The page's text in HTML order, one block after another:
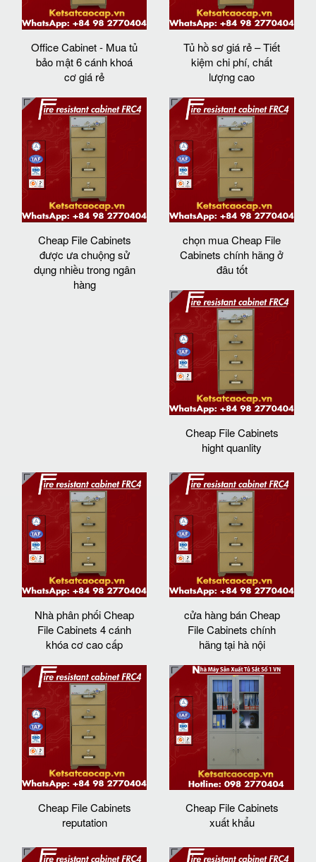
Office Cabinet - Mua tủ
bảo mật 6 cánh khoá
cơ giá rẻ
Tủ hồ sơ giá rẻ – Tiết
kiệm chi phí, chất
lượng cao
Cheap File Cabinets
được ưa chuộng sử
dụng nhiều trong ngân
hàng
chọn mua Cheap File
Cabinets chính hãng ở
đâu tốt
Cheap File Cabinets
hight quanlity
Nhà phân phối Cheap
File Cabinets 4 cánh
khóa cơ cao cấp
cửa hàng bán Cheap
File Cabinets chính
hãng tại hà nội
Cheap File Cabinets
reputation
Cheap File Cabinets
xuất khẩu